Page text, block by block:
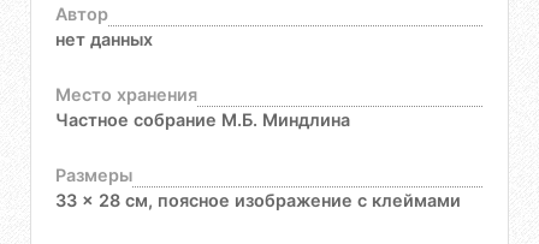
Автор
нет данных
Место хранения
Частное собрание М.Б. Миндлина
Размеры
33 x 28 см, поясное изображение с клеймами